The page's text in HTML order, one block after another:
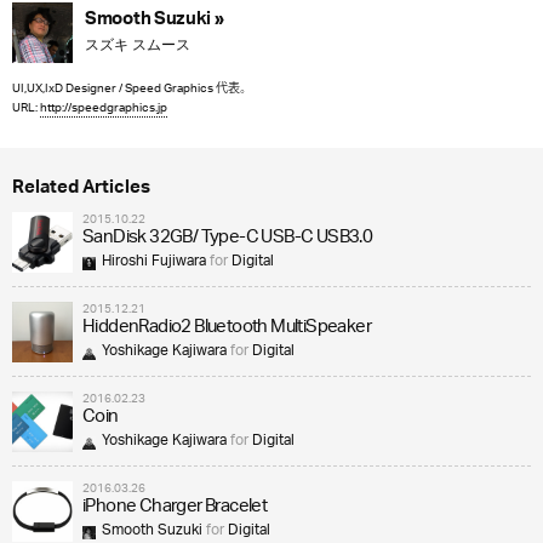
Smooth Suzuki »
スズキ スムース
UI,UX,IxD Designer / Speed Graphics 代表。
URL:http://speedgraphics.jp
Related Articles
2015.10.22
SanDisk 32GB/ Type-C USB-C USB3.0
Hiroshi FujiwaraforDigital
2015.12.21
HiddenRadio2 Bluetooth MultiSpeaker
Yoshikage KajiwaraforDigital
2016.02.23
Coin
Yoshikage KajiwaraforDigital
2016.03.26
iPhone Charger Bracelet
Smooth SuzukiforDigital